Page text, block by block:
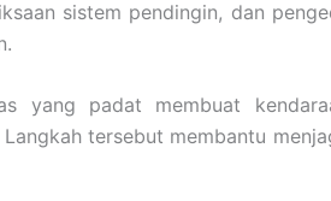
sistem pendingin, dan
yang padat membuat
tersebut membantu